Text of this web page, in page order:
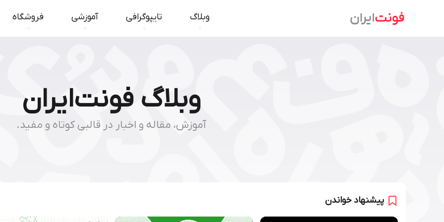
وبلاگ تایپوگرافی آموزشی فروشگاه
وبلاگ فونت‌ایران
آموزش، مقاله و اخبار در قالبی کوتاه و مفید.
پیشنهاد خواندن